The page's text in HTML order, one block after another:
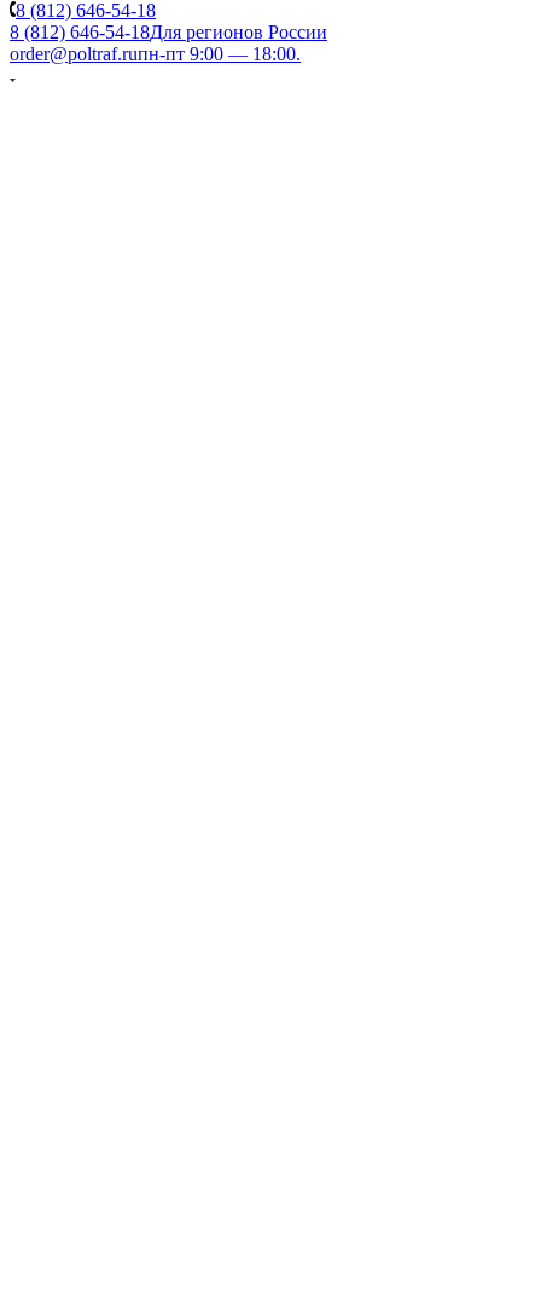
8 (812) 646-54-18
8 (812) 646-54-18Для регионов России
order@poltraf.ruпн-пт 9:00 — 18:00.